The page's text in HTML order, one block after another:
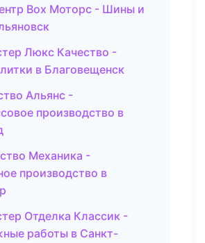
Box Моторс - Шины и
Люкс Качество -
в Благовещенск
Альянс -
производство в
Механика -
производство в
Отделка Классик -
работы в Санкт-